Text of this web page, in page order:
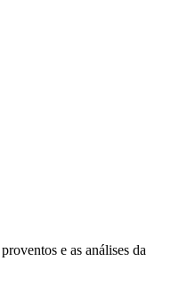
e as análises da